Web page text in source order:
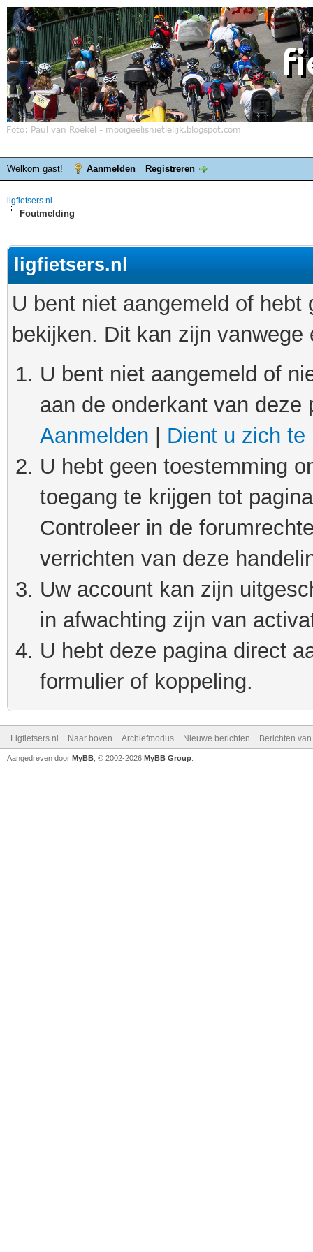
Welkom gast! Aanmelden Registreren
ligfietsers.nl
Foutmelding
ligfietsers.nl
U bent niet aangemeld of
bekijken. Dit kan zijn
U bent niet aangemeld of
aan de onderkant van
Aanmelden
Dient u zich te
U hebt geen toestemming
toegang te krijgen tot
Controleer in de
verrichten van deze
Uw account kan zijn
in afwachting zijn van
U hebt deze pagina direct
formulier of koppeling.
Ligfietsers.nl Naar boven Archiefmodus Nieuwe berichten Berichten
Aangedreven door MyBB , © 2002-2026 MyBB Group